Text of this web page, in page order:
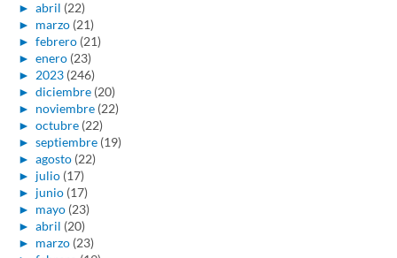
► abril (22)
► marzo (21)
► febrero (21)
► enero (23)
► 2023 (246)
► diciembre (20)
► noviembre (22)
► octubre (22)
► septiembre (19)
► agosto (22)
► julio (17)
► junio (17)
► mayo (23)
► abril (20)
► marzo (23)